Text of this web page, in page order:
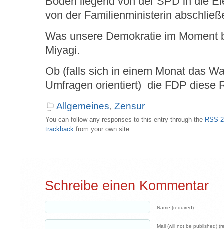
von der Familienministerin
Was unsere Demokratie im Moment
Miyagi.
Ob (falls sich in einem Monat das
Umfragen orientiert) die FDP diese
Allgemeines, Zensur
You can follow any responses to this entry through the RSS
trackback from your own site.
Schreibe einen Kommentar
Name (required)
Mail (will not be published)